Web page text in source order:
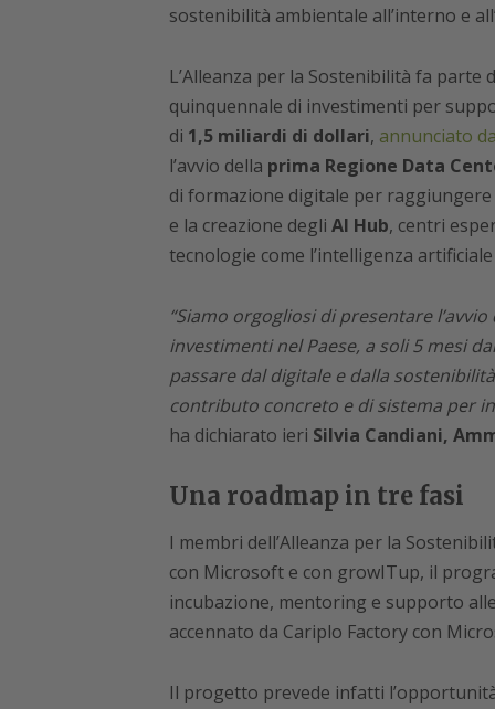
sostenibilità ambientale all’interno e
L’Alleanza per la Sostenibilità fa parte
quinquennale di investimenti per
di 1,5 miliardi di dollari, annunciato
l’avvio della prima Regione Data
di formazione digitale per
e la creazione degli AI Hub, centri
tecnologie come l’intelligenza
“Siamo orgogliosi di presentare
investimenti nel Paese, a soli 5 mesi
passare dal digitale e dalla
contributo concreto e di sistema per
ha dichiarato ieri Silvia Candiani,
Una roadmap in tre fasi
I membri dell’Alleanza per la
con Microsoft e con growITup, il
incubazione, mentoring e supporto
accennato da Cariplo Factory con
Il progetto prevede infatti